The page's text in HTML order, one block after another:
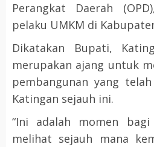
Perangkat Daerah
pelaku UMKM di
Dikatakan Bupati,
merupakan ajang untuk
pembangunan yang
Katingan sejauh ini.
“Ini adalah momen
melihat sejauh mana